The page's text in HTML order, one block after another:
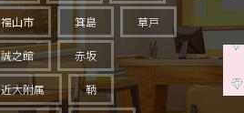
福山市 箕島 草戸
誠之館 赤坂
近大附属 鞆